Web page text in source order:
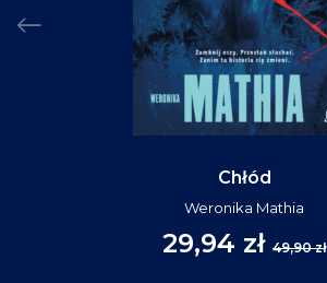
Chłód
Weronika Mathia
29,94 zł 49,90 zł